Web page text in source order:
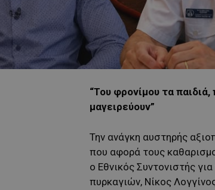
“Του φρονίμου τα παιδιά,
μαγειρεύουν”
Την ανάγκη αυστηρής
που αφορά τους
ο Εθνικός Συντονιστής
πυρκαγιών, Νίκος